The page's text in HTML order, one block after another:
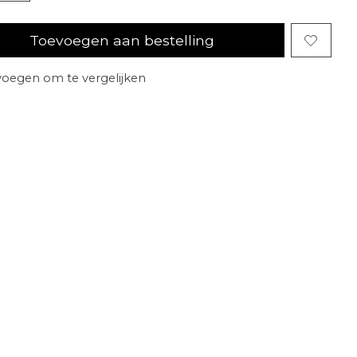
Toevoegen aan bestelling
om te vergelijken